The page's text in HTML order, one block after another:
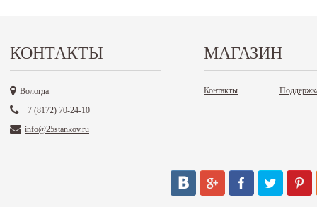
КОНТАКТЫ
Вологда
+7 (8172) 70-24-10
info@25stankov.ru
МАГАЗИН
Контакты